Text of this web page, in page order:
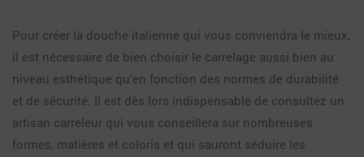
Pour créer la douche italienne qui vous conviendra le mieux,
il est nécessaire de bien choisir le carrelage aussi bien au
niveau esthétique qu’en fonction des normes de durabilité
et de sécurité. Il est dès lors indispensable de consultez un
artisan carreleur qui vous conseillera sur nombreuses
formes, matières et coloris et qui sauront séduire les